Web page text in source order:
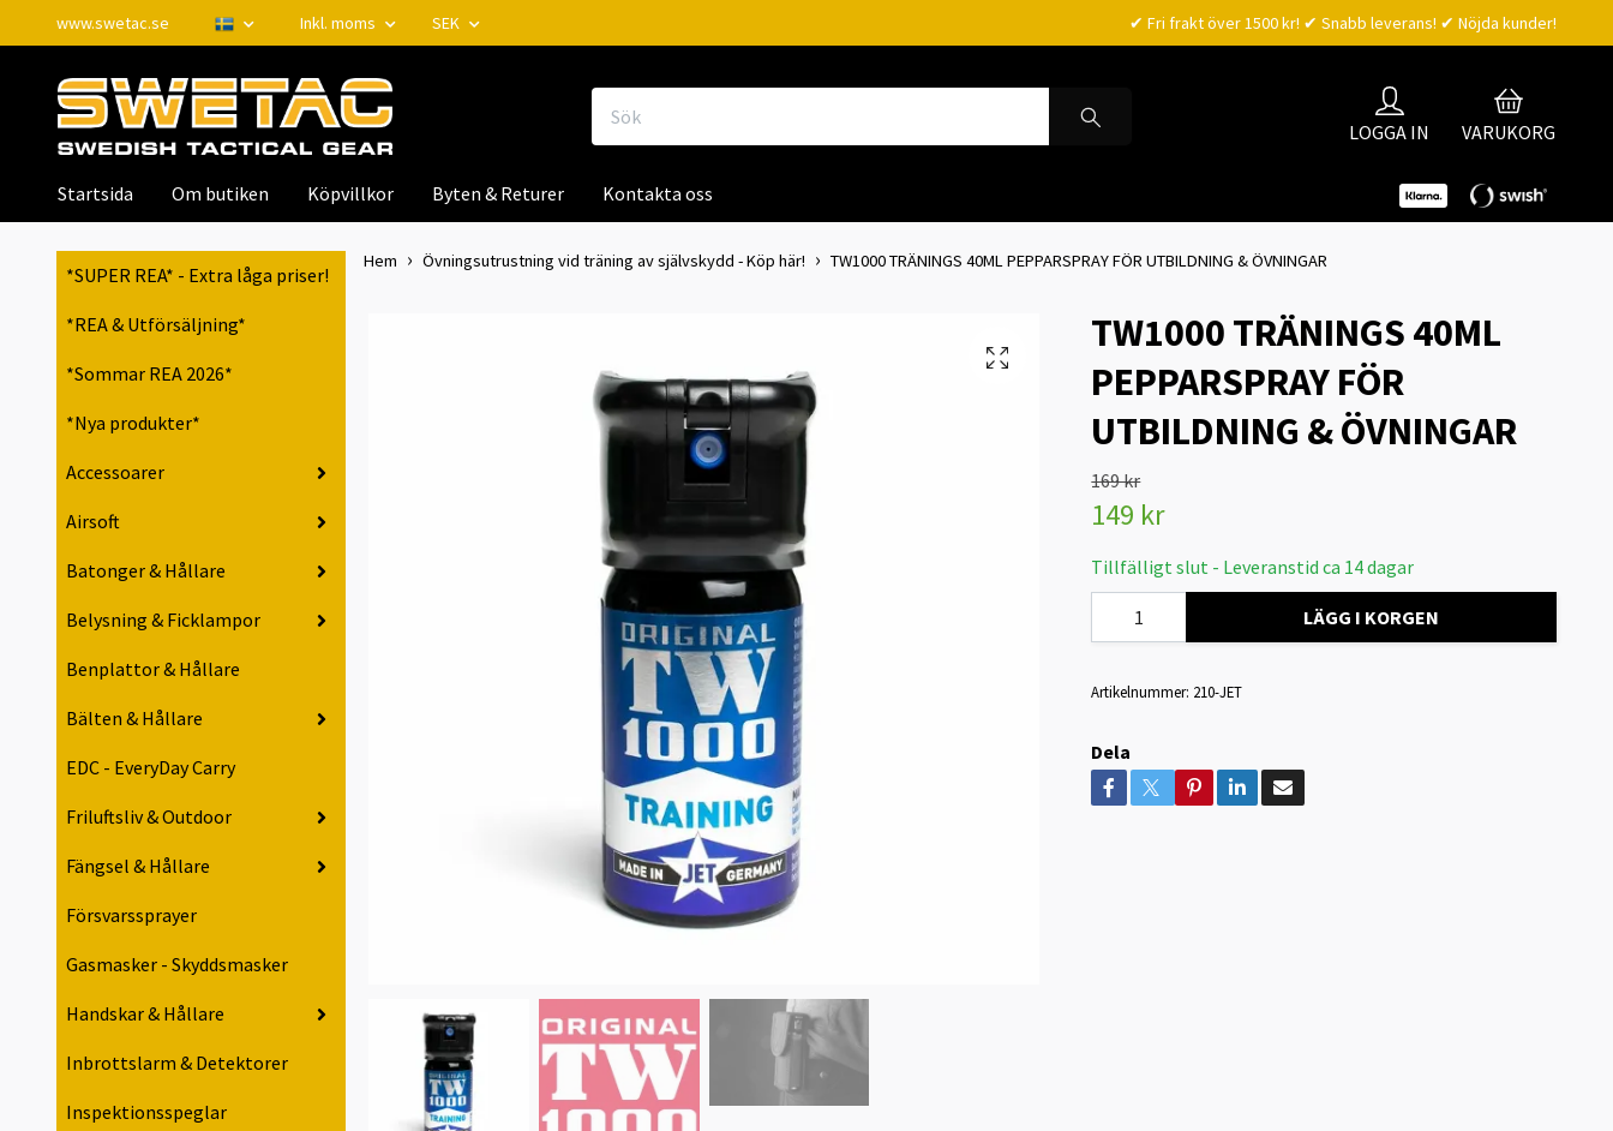
www.swetac.se Inkl. moms SEK ✔ Fri frakt över 1500 kr! ✔ Snabb leverans! ✔ Nöjda kunder!
LOGGA IN VARUKORG
Startsida Om butiken Köpvillkor Byten & Returer Kontakta oss
*SUPER REA* - Extra låga priser!
*REA & Utförsäljning*
*Sommar REA 2026*
*Nya produkter*
Accessoarer
Airsoft
Batonger & Hållare
Belysning & Ficklampor
Benplattor & Hållare
Bälten & Hållare
EDC - EveryDay Carry
Friluftsliv & Outdoor
Fängsel & Hållare
Försvarssprayer
Gasmasker - Skyddsmasker
Handskar & Hållare
Inbrottslarm & Detektorer
Inspektionsspeglar
Hem Övningsutrustning vid träning av självskydd - Köp här! TW1000 TRÄNINGS 40ML PEPPARSPRAY FÖR UTBILDNING & ÖVNINGAR
TW1000 TRÄNINGS 40ML
PEPPARSPRAY FÖR
UTBILDNING & ÖVNINGAR
169 kr
149 kr
Tillfälligt slut - Leveranstid ca 14 dagar
LÄGG I KORGEN
Artikelnummer: 210-JET
Dela